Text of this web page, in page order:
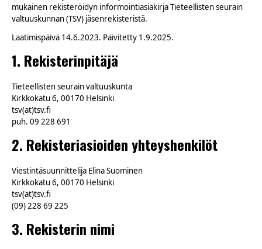
mukainen rekisteröidyn informointiasiakirja Tieteellisten seurain
valtuuskunnan (TSV) jäsenrekisteristä.
Laatimispäivä 14.6.2023. Päivitetty 1.9.2025.
1. Rekisterinpitäjä
Tieteellisten seurain valtuuskunta
Kirkkokatu 6, 00170 Helsinki
tsv(at)tsv.fi
puh. 09 228 691
2. Rekisteriasioiden yhteyshenkilöt
Viestintäsuunnittelija Elina Suominen
Kirkkokatu 6, 00170 Helsinki
tsv(at)tsv.fi
(09) 228 69 225
3. Rekisterin nimi